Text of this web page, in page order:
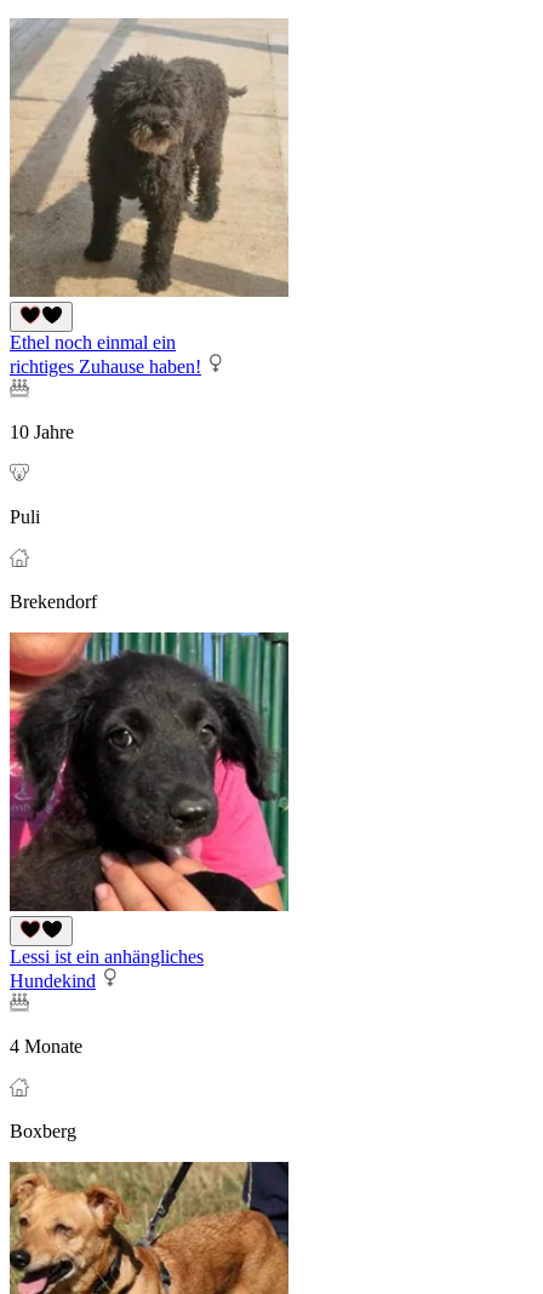
Ethel noch einmal ein
richtiges Zuhause haben!
10 Jahre
Puli
Brekendorf
Lessi ist ein anhängliches
Hundekind
4 Monate
Boxberg